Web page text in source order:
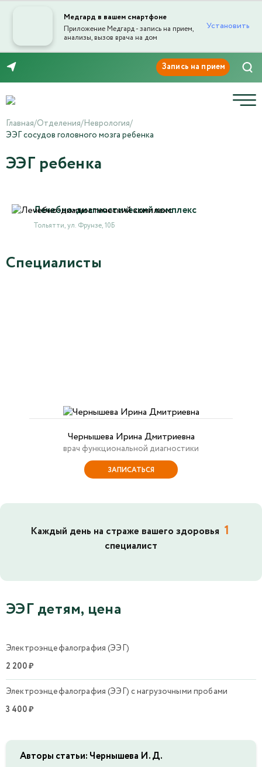
Медгард в вашем смартфоне
Приложение Медгард - запись на прием,
анализы, вызов врача на дом
Установить
Главная/Отделения/Неврология/
ЭЭГ сосудов головного мозга ребенка
ЭЭГ ребенка
Лечебно-диагностический комплекс
Тольятти, ул. Фрунзе, 10Б
Специалисты
Чернышева Ирина Дмитриевна
врач функциональной диагностики
ЗАПИСАТЬСЯ
Каждый день на страже вашего здоровья 1
специалист
ЭЭГ детям, цена
Электроэнцефалография (ЭЭГ)
2 200 ₽
Электроэнцефалография (ЭЭГ) с нагрузочными пробами
3 400 ₽
Авторы статьи: Чернышева И. Д.